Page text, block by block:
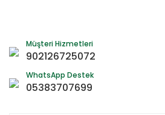
Müşteri Hizmetleri
902126725072
WhatsApp Destek
05383707699